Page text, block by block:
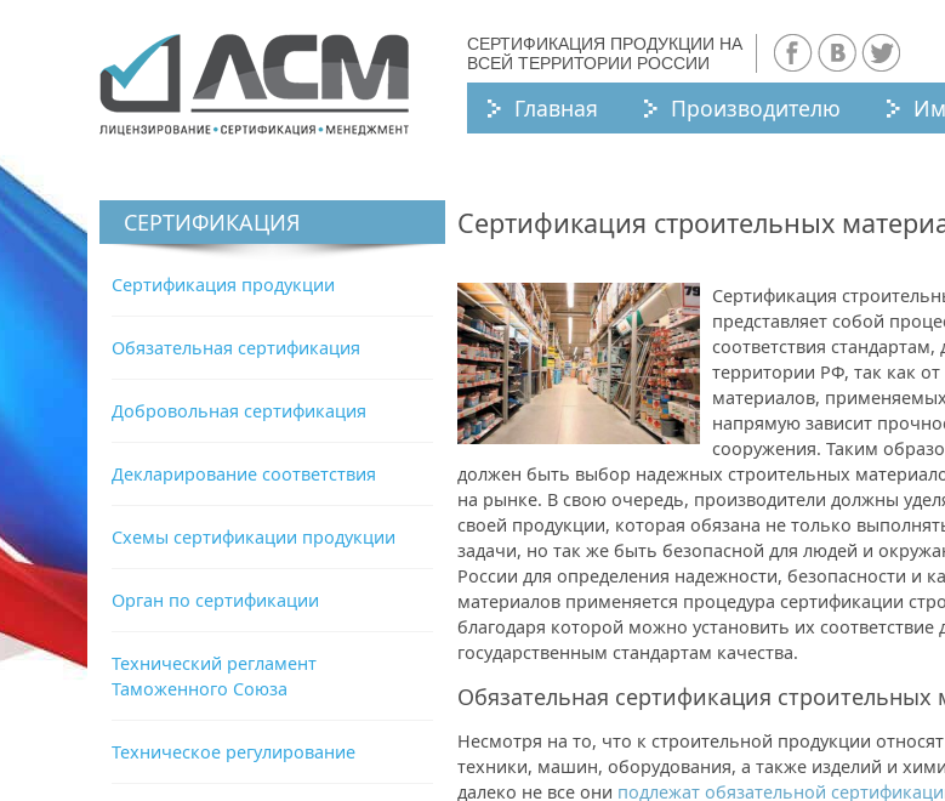
СЕРТИФИКАЦИЯ ПРОДУКЦИИ НА
ВСЕЙ ТЕРРИТОРИИ РОССИИ
Главная Производителю
СЕРТИФИКАЦИЯ
Сертификация продукции
Обязательная сертификация
Добровольная сертификация
Декларирование соответствия
Схемы сертификации продукции
Орган по сертификации
Технический регламент
Таможенного Союза
Техническое регулирование
Сертификация строительных
Сертификация
представляет собой
соответствия
территории РФ, так как
материалов, применяемых
напрямую зависит
сооружения. Таким
должен быть выбор надежных строительных
на рынке. В свою очередь, производители должны
своей продукции, которая обязана не только
задачи, но так же быть безопасной для людей и
России для определения надежности, безопасности и
материалов применяется процедура сертификации
благодаря которой можно установить их
государственным стандартам качества.
Обязательная сертификация строительных
Несмотря на то, что к строительной продукции
техники, машин, оборудования, а также изделий и
далеко не все они подлежат обязательной